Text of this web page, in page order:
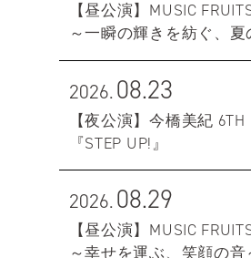
【昼公演】MUSIC
～一瞬の輝きを紡ぐ、夏
2026.08.23
【夜公演】今橋美紀
『STEP UP!』
2026.08.29
【昼公演】MUSIC
～幸せを運ぶ、笑顔の音